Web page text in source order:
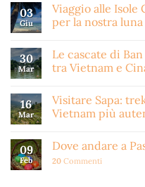
03
Giu
Viaggio alle
per la nostra
30
Mar
Le cascate di
tra Vietnam e
16
Mar
Visitare Sapa:
Vietnam più
09
Feb
Dove andare a
20 Commenti